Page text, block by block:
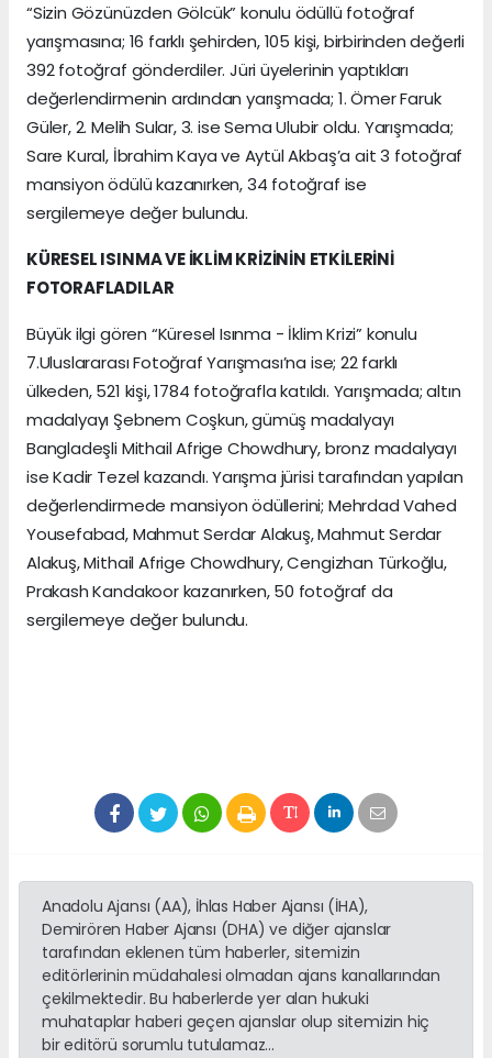
“Sizin Gözünüzden Gölcük” konulu ödüllü fotoğraf
yarışmasına; 16 farklı şehirden, 105 kişi, birbirinden değerli
392 fotoğraf gönderdiler. Jüri üyelerinin yaptıkları
değerlendirmenin ardından yarışmada; 1. Ömer Faruk
Güler, 2. Melih Sular, 3. ise Sema Ulubir oldu. Yarışmada;
Sare Kural, İbrahim Kaya ve Aytül Akbaş’a ait 3 fotoğraf
mansiyon ödülü kazanırken, 34 fotoğraf ise
sergilemeye değer bulundu.
KÜRESEL ISINMA VE İKLİM KRİZİNİN ETKİLERİNİ
FOTORAFLADILAR
Büyük ilgi gören “Küresel Isınma - İklim Krizi” konulu
7.Uluslararası Fotoğraf Yarışması’na ise; 22 farklı
ülkeden, 521 kişi, 1784 fotoğrafla katıldı. Yarışmada; altın
madalyayı Şebnem Coşkun, gümüş madalyayı
Bangladeşli Mithail Afrige Chowdhury, bronz madalyayı
ise Kadir Tezel kazandı. Yarışma jürisi tarafından yapılan
değerlendirmede mansiyon ödüllerini; Mehrdad Vahed
Yousefabad, Mahmut Serdar Alakuş, Mahmut Serdar
Alakuş, Mithail Afrige Chowdhury, Cengizhan Türkoğlu,
Prakash Kandakoor kazanırken, 50 fotoğraf da
sergilemeye değer bulundu.
Anadolu Ajansı (AA), İhlas Haber Ajansı (İHA),
Demirören Haber Ajansı (DHA) ve diğer ajanslar
tarafından eklenen tüm haberler, sitemizin
editörlerinin müdahalesi olmadan ajans kanallarından
çekilmektedir. Bu haberlerde yer alan hukuki
muhataplar haberi geçen ajanslar olup sitemizin hiç
bir editörü sorumlu tutulamaz...